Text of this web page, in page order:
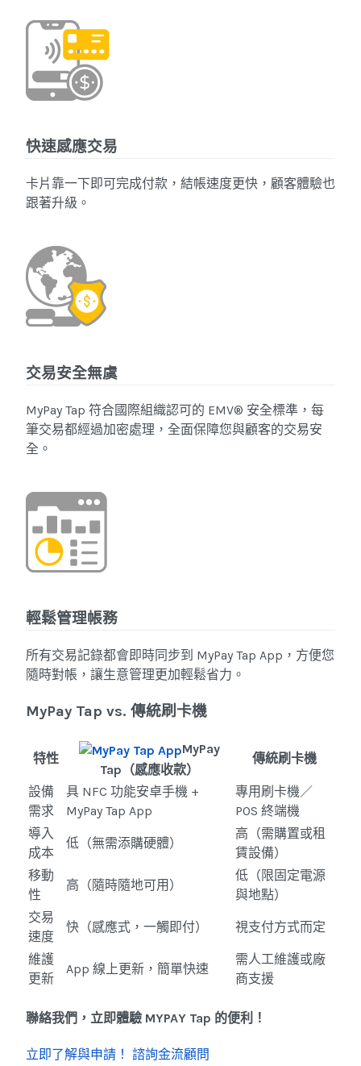
快速感應交易
卡片靠一下即可完成付款，結帳速度更快，顧客體驗也
跟著升級。
交易安全無虞
MyPay Tap 符合國際組織認可的 EMV® 安全標準，每
筆交易都經過加密處理，全面保障您與顧客的交易安
全。
輕鬆管理帳務
所有交易記錄都會即時同步到 MyPay Tap App，方便您
隨時對帳，讓生意管理更加輕鬆省力。
MyPay Tap vs. 傳統刷卡機
特性
MyPay
Tap（感應收款）
傳統刷卡機
設備
需求
具 NFC 功能安卓手機 +
MyPay Tap App
專用刷卡機／
POS 終端機
導入
成本
低（無需添購硬體）
高（需購置或租
賃設備）
移動
性
高（隨時隨地可用）
低（限固定電源
與地點）
交易
速度
快（感應式，一觸即付） 視支付方式而定
維護
更新
App 線上更新，簡單快速
需人工維護或廠
商支援
聯絡我們，立即體驗 MYPAY Tap 的便利！
立即了解與申請！ 諮詢金流顧問